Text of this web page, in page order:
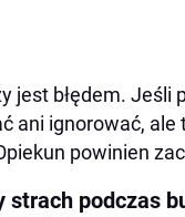
jest błędem. Jeśli
ani ignorować,
powinien
strach podczas